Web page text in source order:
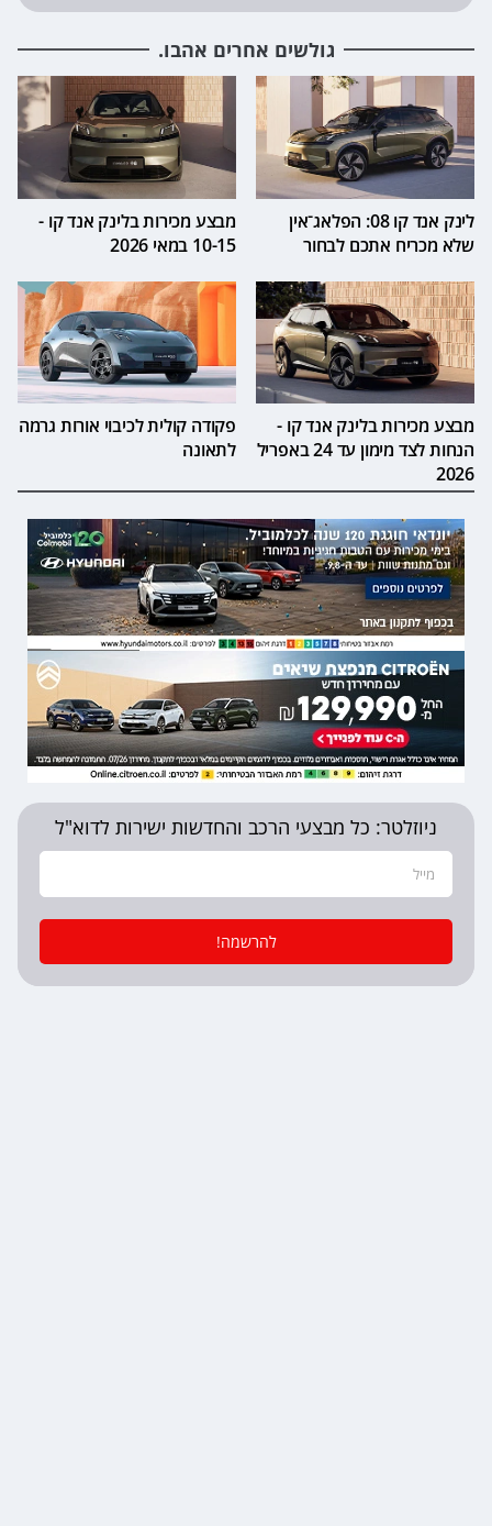
גולשים אחרים אהבו.
לינק אנד קו 08: הפלאג־אין
שלא מכריח אתכם לבחור
מבצע מכירות בלינק אנד קו -
10-15 במאי 2026
מבצע מכירות בלינק אנד קו -
הנחות לצד מימון עד 24 באפריל
2026
פקודה קולית לכיבוי אורות גרמה
לתאונה
ניוזלטר: כל מבצעי הרכב והחדשות ישירות לדוא"ל
להרשמה!